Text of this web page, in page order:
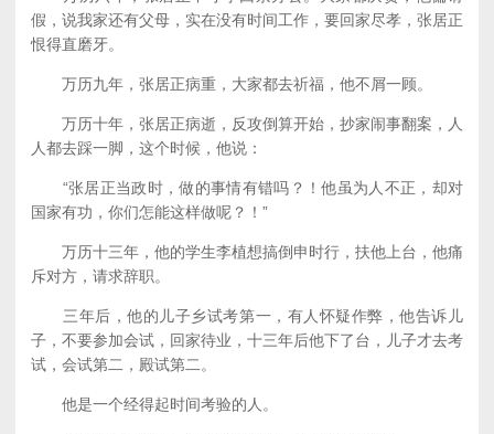
假，说我家还有父母，实在没有时间工作，要回家尽孝，张居正
恨得直磨牙。
万历九年，张居正病重，大家都去祈福，他不屑一顾。
万历十年，张居正病逝，反攻倒算开始，抄家闹事翻案，人
人都去踩一脚，这个时候，他说：
“张居正当政时，做的事情有错吗？！他虽为人不正，却对
国家有功，你们怎能这样做呢？！”
万历十三年，他的学生李植想搞倒申时行，扶他上台，他痛
斥对方，请求辞职。
三年后，他的儿子乡试考第一，有人怀疑作弊，他告诉儿
子，不要参加会试，回家待业，十三年后他下了台，儿子才去考
试，会试第二，殿试第二。
他是一个经得起时间考验的人。